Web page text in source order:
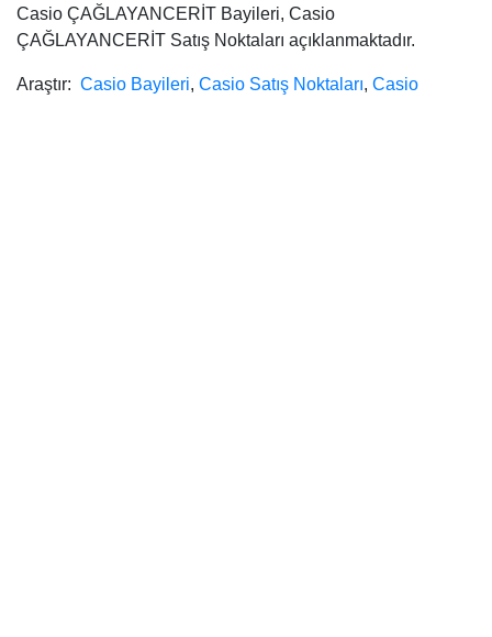
Casio ÇAĞLAYANCERİT Bayileri, Casio
ÇAĞLAYANCERİT Satış Noktaları açıklanmaktadır.
Araştır: Casio Bayileri, Casio Satış Noktaları, Casio